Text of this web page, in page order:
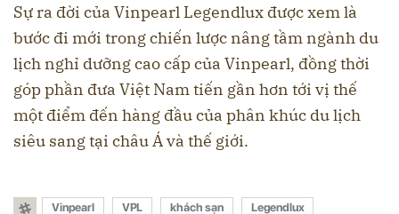
Sự ra đời của Vinpearl Legendlux được xem là
bước đi mới trong chiến lược nâng tầm ngành du
lịch nghỉ dưỡng cao cấp của Vinpearl, đồng thời
góp phần đưa Việt Nam tiến gần hơn tới vị thế
một điểm đến hàng đầu của phân khúc du lịch
siêu sang tại châu Á và thế giới.
Vinpearl VPL khách sạn Legendlux